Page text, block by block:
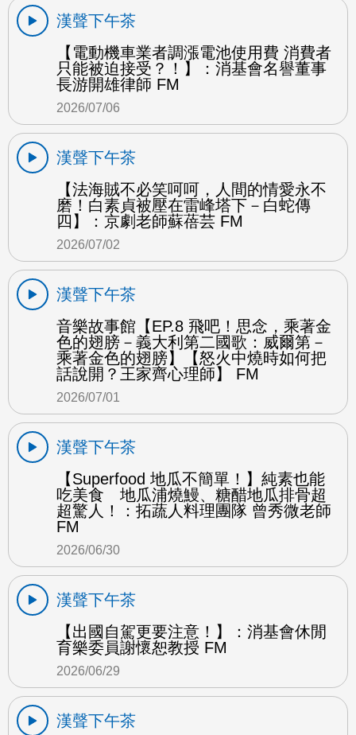
漢聲下午茶
【電動機車業者調漲電池使用費 消費者
只能被迫接受？！】：消基會名譽董事
長游開雄律師 FM
2026/07/06
漢聲下午茶
【法海賊不必笑呵呵，人間的情愛永不
磨！白素貞被壓在雷峰塔下－白蛇傳
四】：京劇老師蘇蓓芸 FM
2026/07/02
漢聲下午茶
音樂故事館【EP.8 飛吧！思念，乘著金
色的翅膀－義大利第二國歌：威爾第－
乘著金色的翅膀】【怒火中燒時如何把
話說開？王家齊心理師】 FM
2026/07/01
漢聲下午茶
【Superfood 地瓜不簡單！】純素也能
吃美食 地瓜浦燒鰻、糖醋地瓜排骨超
超驚人！：拓蔬人料理團隊 曾秀微老師
FM
2026/06/30
漢聲下午茶
【出國自駕更要注意！】：消基會休閒
育樂委員謝懷恕教授 FM
2026/06/29
漢聲下午茶